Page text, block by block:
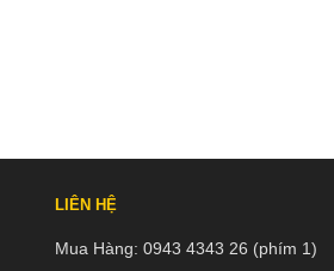
LIÊN HỆ
Mua Hàng:0943 4343 26 (phím 1)